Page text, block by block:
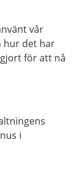
vår
hur det har
för att nå
i